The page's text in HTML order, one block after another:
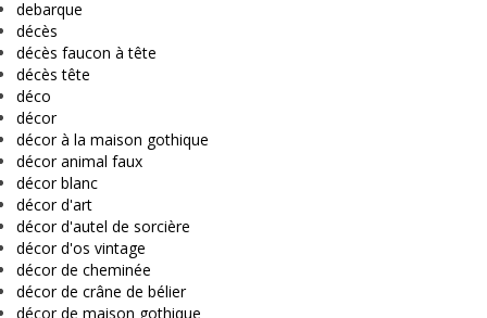
debarque
décès
décès faucon à tête
décès tête
déco
décor
décor à la maison gothique
décor animal faux
décor blanc
décor d'art
décor d'autel de sorcière
décor d'os vintage
décor de cheminée
décor de crâne de bélier
décor de maison gothique